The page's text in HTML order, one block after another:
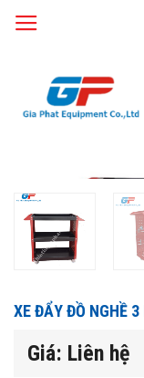
Skip
XE ĐẨY ĐỒ NGHỀ
Giá: Liên hệ